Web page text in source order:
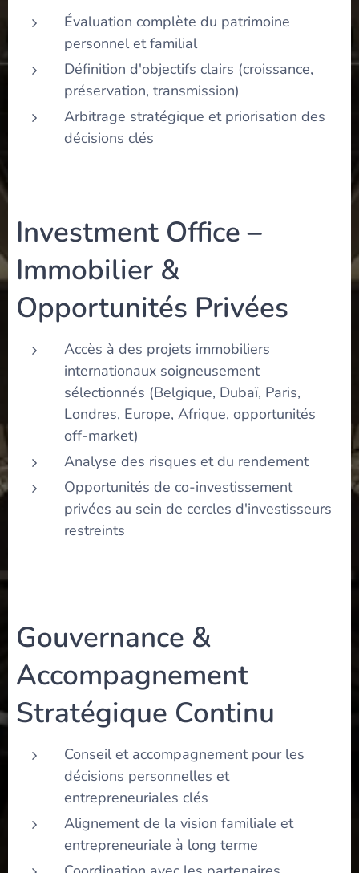
Évaluation complète du patrimoine
personnel et familial
Définition d'objectifs clairs (croissance,
préservation, transmission)
Arbitrage stratégique et priorisation des
décisions clés
Investment Office –
Immobilier &
Opportunités Privées
Accès à des projets immobiliers
internationaux soigneusement
sélectionnés (Belgique, Dubaï, Paris,
Londres, Europe, Afrique, opportunités
off-market)
Analyse des risques et du rendement
Opportunités de co-investissement
privées au sein de cercles d'investisseurs
restreints
Gouvernance &
Accompagnement
Stratégique Continu
Conseil et accompagnement pour les
décisions personnelles et
entrepreneuriales clés
Alignement de la vision familiale et
entrepreneuriale à long terme